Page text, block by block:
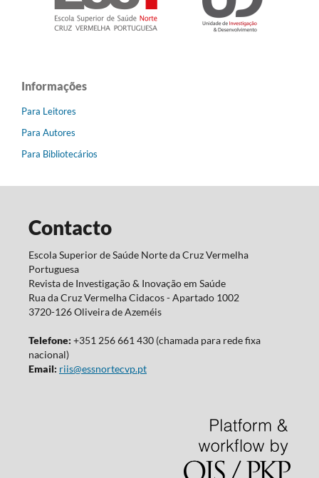
Informações
Para Leitores
Para Autores
Para Bibliotecários
Contacto
Escola Superior de Saúde Norte da Cruz Vermelha
Portuguesa
Revista de Investigação & Inovação em Saúde
Rua da Cruz Vermelha Cidacos - Apartado 1002
3720-126 Oliveira de Azeméis
Telefone: +351 256 661 430 (chamada para rede fixa
nacional)
Email: riis@essnortecvp.pt